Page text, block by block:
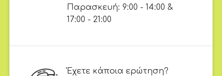
Παρασκευή: 9:00 - 14:00 &
17:00 - 21:00
Έχετε κάποια ερώτηση?